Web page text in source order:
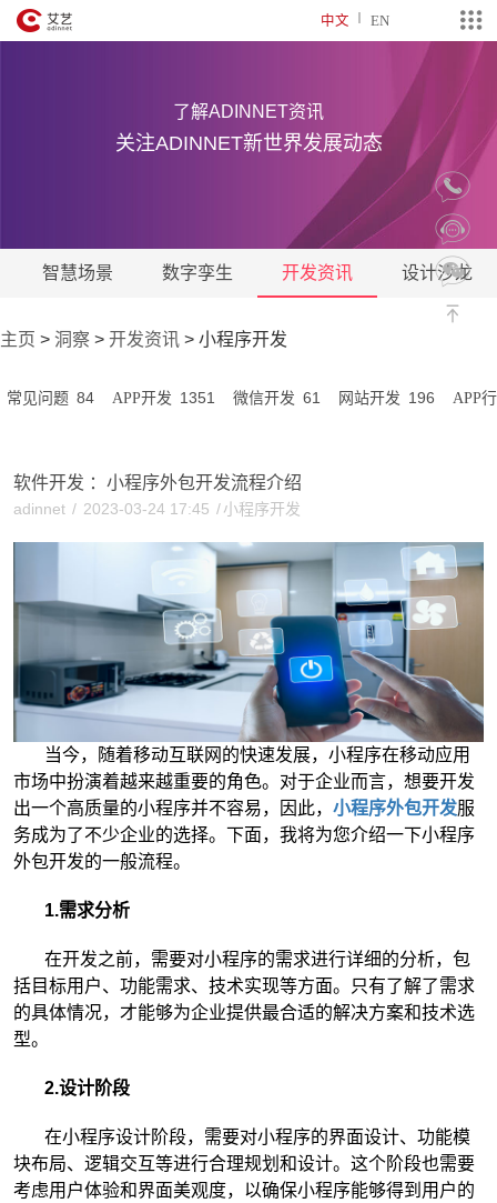
中文 EN
了解ADINNET资讯
关注ADINNET新世界发展动态
智慧场景 数字孪生 开发资讯 设计沙龙
主页 > 洞察 > 开发资讯 > 小程序开发
常见问题 84 APP开发 1351 微信开发 61 网站开发 196 APP
软件开发 ：小程序外包开发流程介绍
adinnet / 2023-03-24 17:45 /小程序开发
当今，随着移动互联网的快速发展，小程序在移动应用
市场中扮演着越来越重要的角色。对于企业而言，想要开发
出一个高质量的小程序并不容易，因此， 小程序外包开发服
务成为了不少企业的选择。下面，我将为您介绍一下小程序
外包开发的一般流程。
1.需求分析
在开发之前，需要对小程序的需求进行详细的分析，包
括目标用户、功能需求、技术实现等方面。只有了解了需求
的具体情况，才能够为企业提供最合适的解决方案和技术选
型。
2.设计阶段
在小程序设计阶段，需要对小程序的界面设计、功能模
块布局、逻辑交互等进行合理规划和设计。这个阶段也需要
考虑用户体验和界面美观度，以确保小程序能够得到用户的